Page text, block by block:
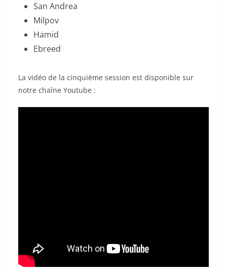
San Andrea
Milpov
Hamid
Ebreed
La vidéo de la cinquième session est disponible sur
notre chaîne Youtube :